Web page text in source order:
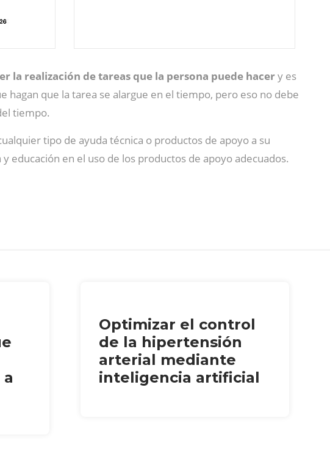
la realización de tareas que la persona puede hacery es
hagan que la tarea se alargue en el tiempo, pero eso no debe
tiempo.
tipo de ayuda técnica o productos de apoyo a su
y educación en el uso de los productos de apoyo adecuados.
Optimizar el control
de la hipertensión
arterial mediante
inteligencia artificial